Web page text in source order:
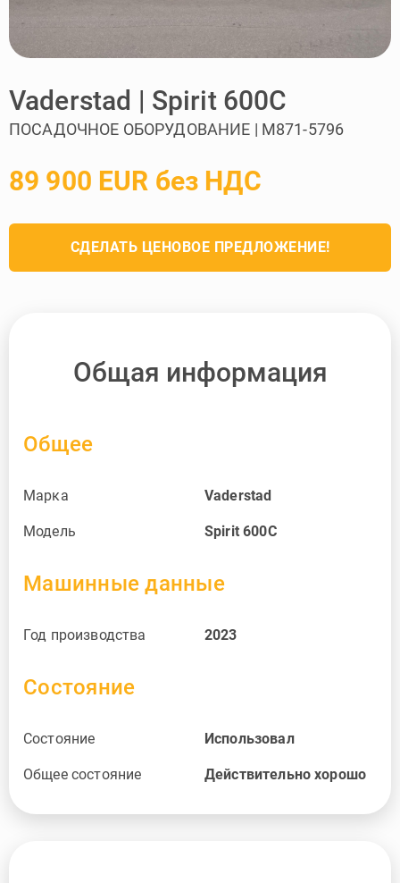
Vaderstad | Spirit 600C
ПОСАДОЧНОЕ ОБОРУДОВАНИЕ | M871-5796
89 900 EUR без НДС
СДЕЛАТЬ ЦЕНОВОЕ ПРЕДЛОЖЕНИЕ!
Общая информация
Общее
Марка Vaderstad
Модель Spirit 600C
Машинные данные
Год производства 2023
Состояние
Состояние Использовал
Общее состояние Действительно хорошо